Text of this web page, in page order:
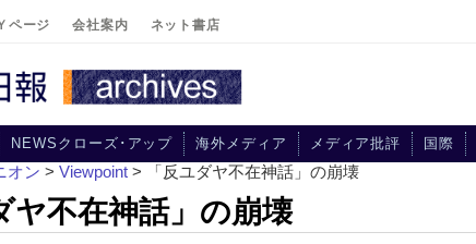
ページ 会社案内 ネット書店
NEWSクローズ･アップ 海外メディア メディア批評 国際
オン > Viewpoint > 「反ユダヤ不在神話」の崩壊
ヤ不在神話」の崩壊